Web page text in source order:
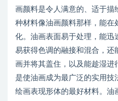
画颜料是令人满意的、适于描
种材料像油画颜料那样，能在
化。油画表面易于处理，能迅
易获得色调的融接和混合，还
画并将其盖住，以及能趁湿进
是使油画成为最广泛的实用技
绘画表现形体的最好材料。油